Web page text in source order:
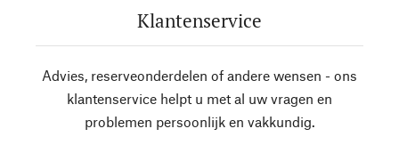
Klantenservice
Advies, reserveonderdelen of andere wensen - ons
klantenservice helpt u met al uw vragen en
problemen persoonlijk en vakkundig.